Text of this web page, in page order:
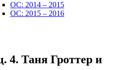
ОС: 2014 – 2015
ОС: 2015 – 2016
4. Таня Гроттер и